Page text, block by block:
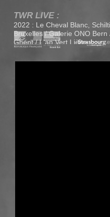
TWR LIVE :
2022 : Le Cheval Blanc,
Bruxelles / Galerie ONO
Ghent / L'an Vert Liège...
Creation 2022